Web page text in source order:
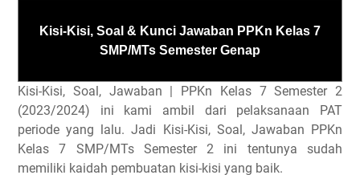
Kisi-Kisi, Soal & Kunci Jawaban PPKn Kelas 7
SMP/MTs Semester Genap
Kisi-Kisi, Soal, Jawaban | PPKn Kelas 7 Semester 2
(2023/2024) ini kami ambil dari pelaksanaan PAT
periode yang lalu. Jadi Kisi-Kisi, Soal, Jawaban PPKn
Kelas 7 SMP/MTs Semester 2 ini tentunya sudah
memiliki kaidah pembuatan kisi-kisi yang baik.